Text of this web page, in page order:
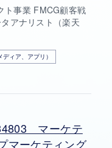
事業 FMCG顧客戦
アナリスト（楽天
ィア、アプリ）
マーケテ
マーケティング